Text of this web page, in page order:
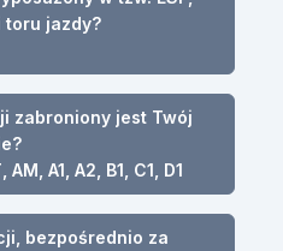
toru jazdy?
zabroniony jest Twój
A1, A2, B1, C1, D1
bezpośrednio za